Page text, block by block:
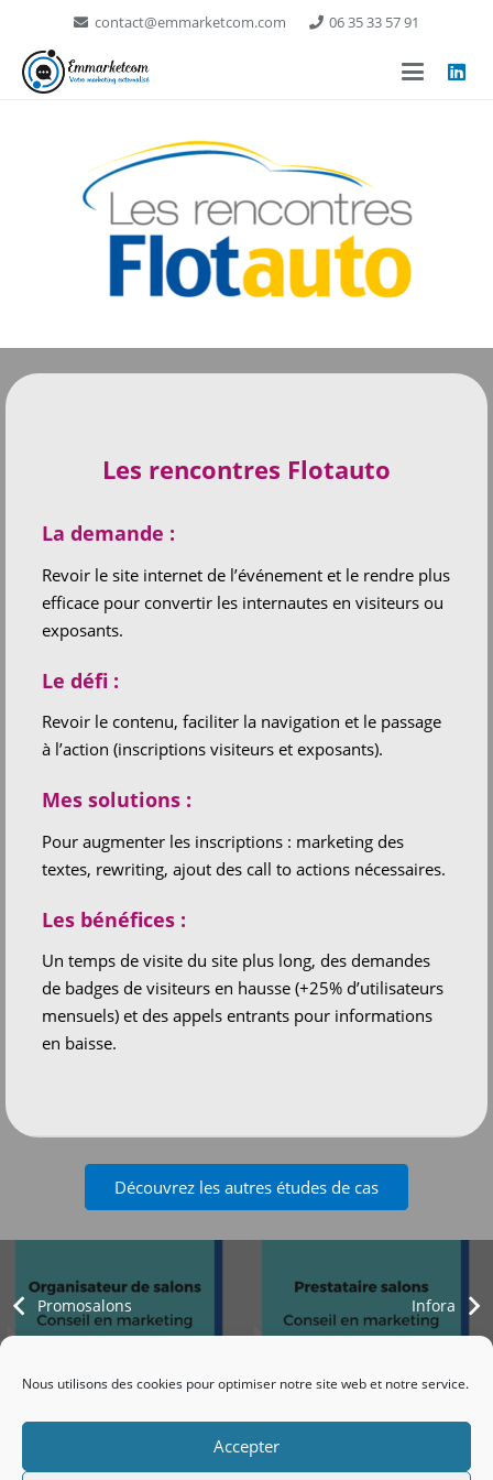
Nous utilisons des cookies pour optimiser notre site web et notre service.
Accepter
contact@emmarketcom.com 06 35 33 57 91
Les rencontres Flotauto
La demande :
Revoir le site internet de l’événement et le rendre plus
efficace pour convertir les internautes en visiteurs ou
exposants.
Le défi :
Revoir le contenu, faciliter la navigation et le passage
à l’action (inscriptions visiteurs et exposants).
Mes solutions :
Pour augmenter les inscriptions : marketing des
textes, rewriting, ajout des call to actions nécessaires.
Les bénéfices :
Un temps de visite du site plus long, des demandes
de badges de visiteurs en hausse (+25% d’utilisateurs
mensuels) et des appels entrants pour informations
en baisse.
Découvrez les autres études de cas
Promosalons Infora